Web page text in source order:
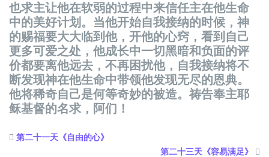
也求主让他在软弱的过程中来信任主在他生命
中的美好计划。当他开始自我接纳的时候，神
的赐福要大大临到他，开他的心窍 ，看到自己
更多可爱之处 ，他成长中一切黑暗和负面的评
价都要离他远去，不再困扰他，自我接纳将不
断发现神在他生命中带领他发现无尽的恩典。
他将稀奇自己是何等奇妙的被造。祷告奉主耶
稣基督的名求，阿们 ！
第二十一天《自由的心》
第二十三天《容易满足》